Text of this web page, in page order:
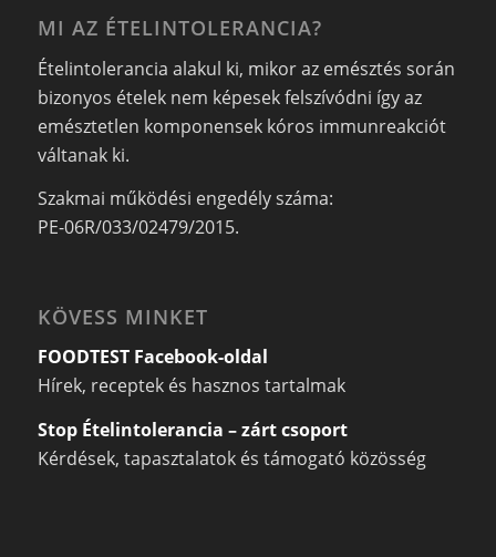
MI AZ ÉTELINTOLERANCIA?
Ételintolerancia alakul ki, mikor az emésztés során
bizonyos ételek nem képesek felszívódni így az
emésztetlen komponensek kóros immunreakciót
váltanak ki.
Szakmai működési engedély száma:
PE-06R/033/02479/2015.
KÖVESS MINKET
FOODTEST Facebook-oldal
Hírek, receptek és hasznos tartalmak
Stop Ételintolerancia – zárt csoport
Kérdések, tapasztalatok és támogató közösség